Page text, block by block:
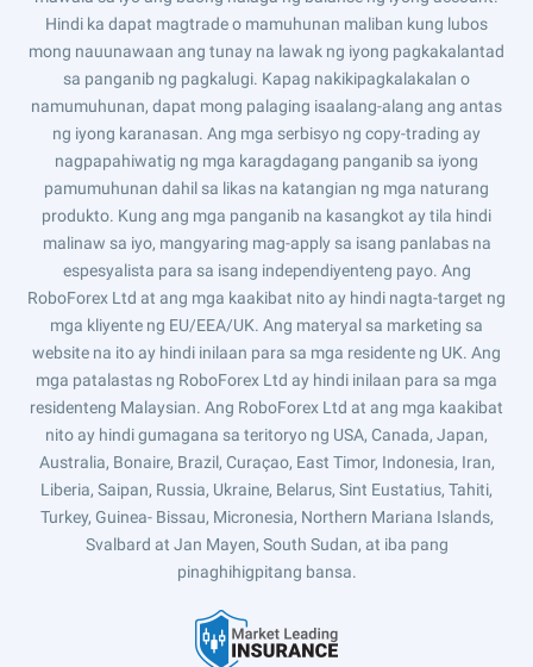
Hindi ka dapat magtrade o mamuhunan maliban kung lubos
mong nauunawaan ang tunay na lawak ng iyong pagkakalantad
sa panganib ng pagkalugi. Kapag nakikipagkalakalan o
namumuhunan, dapat mong palaging isaalang-alang ang antas
ng iyong karanasan. Ang mga serbisyo ng copy-trading ay
nagpapahiwatig ng mga karagdagang panganib sa iyong
pamumuhunan dahil sa likas na katangian ng mga naturang
produkto. Kung ang mga panganib na kasangkot ay tila hindi
malinaw sa iyo, mangyaring mag-apply sa isang panlabas na
espesyalista para sa isang independiyenteng payo. Ang
RoboForex Ltd at ang mga kaakibat nito ay hindi nagta-target ng
mga kliyente ng EU/EEA/UK. Ang materyal sa marketing sa
website na ito ay hindi inilaan para sa mga residente ng UK. Ang
mga patalastas ng RoboForex Ltd ay hindi inilaan para sa mga
residenteng Malaysian. Ang RoboForex Ltd at ang mga kaakibat
nito ay hindi gumagana sa teritoryo ng USA, Canada, Japan,
Australia, Bonaire, Brazil, Curaçao, East Timor, Indonesia, Iran,
Liberia, Saipan, Russia, Ukraine, Belarus, Sint Eustatius, Tahiti,
Turkey, Guinea- Bissau, Micronesia, Northern Mariana Islands,
Svalbard at Jan Mayen, South Sudan, at iba pang
pinaghihigpitang bansa.